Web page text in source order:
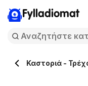
Fylladiomat
Καστοριά -